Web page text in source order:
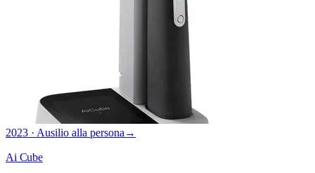
2023 · Ausilio alla persona →
Ai Cube